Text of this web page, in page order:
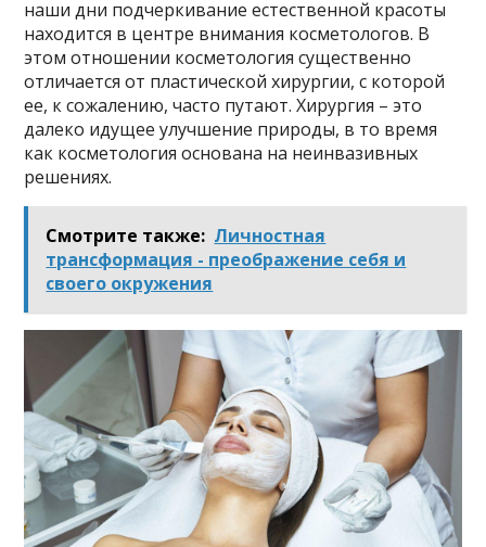
наши дни подчеркивание естественной красоты
находится в центре внимания косметологов. В
этом отношении косметология существенно
отличается от пластической хирургии, с которой
ее, к сожалению, часто путают. Хирургия – это
далеко идущее улучшение природы, в то время
как косметология основана на неинвазивных
решениях.
Смотрите также: Личностная
трансформация - преображение себя и
своего окружения